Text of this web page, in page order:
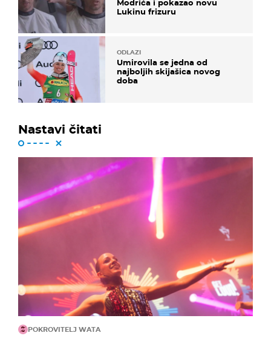
Modrića i pokazao novu
Lukinu frizuru
ODLAZI
Umirovila se jedna od
najboljih skijašica novog
doba
Nastavi čitati
POKROVITELJ WATA